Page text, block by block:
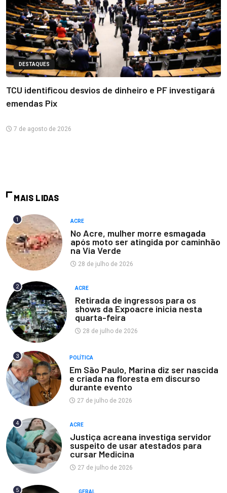
DESTAQUES
TCU identificou desvios de dinheiro e PF investigará
emendas Pix
7 de agosto de 2026
MAIS LIDAS
1 ACRE
No Acre, mulher morre esmagada
após moto ser atingida por caminhão
na Via Verde
28 de julho de 2026
2 ACRE
Retirada de ingressos para os
shows da Expoacre inicia nesta
quarta-feira
28 de julho de 2026
3 POLÍTICA
Em São Paulo, Marina diz ser nascida
e criada na floresta em discurso
durante evento
27 de julho de 2026
4 ACRE
Justiça acreana investiga servidor
suspeito de usar atestados para
cursar Medicina
27 de julho de 2026
5 GERAL